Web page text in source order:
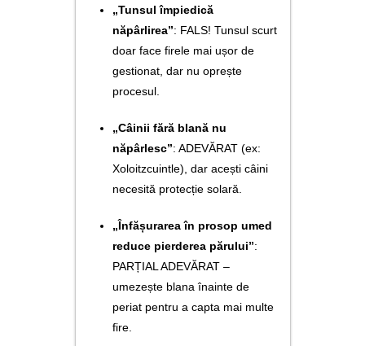
„Tunsul împiedică
năpârlirea”: FALS! Tunsul scurt
doar face firele mai ușor de
gestionat, dar nu oprește
procesul.
„Câinii fără blană nu
năpârlesc”: ADEVĂRAT (ex:
Xoloitzcuintle), dar acești câini
necesită protecție solară.
„Înfășurarea în prosop umed
reduce pierderea părului”:
PARȚIAL ADEVĂRAT –
umezește blana înainte de
periat pentru a capta mai multe
fire.